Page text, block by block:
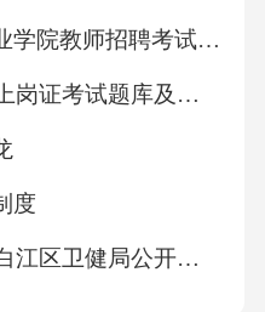
石家庄城市经济职业学院教师招聘考试笔试试题及答案
2026年《保安员》上岗证考试题库及答案
度
2025四川成都市青白江区卫健局公开招募医疗卫生辅助岗人员48人笔试历年典型考题及考点剖析附带答案详解试卷2套